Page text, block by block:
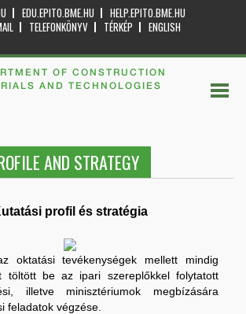
EDU.EPITO.BME.HU
HELP.EPITO.BME.HU
TELEFONKÖNYV TÉRKÉP
ENGLISH
OF CONSTRUCTION
AND TECHNOLOGIES
AND STRATEGY
profil és stratégia
oktatási tevékenységek mellett mindig
töltött be az ipari szereplőkkel folytatott
illetve minisztériumok megbízására
feladatok végzése.